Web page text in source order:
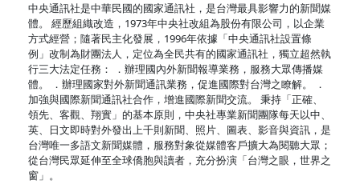
中央通訊社是中華民國的國家通訊社，是台灣最具影響力的新聞媒
體。 經歷組織改造，1973年中央社改組為股份有限公司，以企業
方式經營；隨著民主化發展，1996年依據「中央通訊社設置條
例」改制為財團法人，定位為全民共有的國家通訊社，獨立超然執
行三大法定任務： ．辦理國內外新聞報導業務，服務大眾傳播媒
體。 ．辦理國家對外新聞通訊業務，促進國際對台灣之瞭解。 ．
加強與國際新聞通訊社合作，增進國際新聞交流。 秉持「正確、
領先、客觀、翔實」的基本原則，中央社專業新聞團隊每天以中、
英、日文即時對外發出上千則新聞、照片、圖表、影音與資訊，是
台灣唯一多語文新聞媒體，服務對象從媒體客戶擴大為閱聽大眾；
從台灣民眾延伸至全球僑胞與讀者，充分扮演「台灣之眼，世界之
窗」。